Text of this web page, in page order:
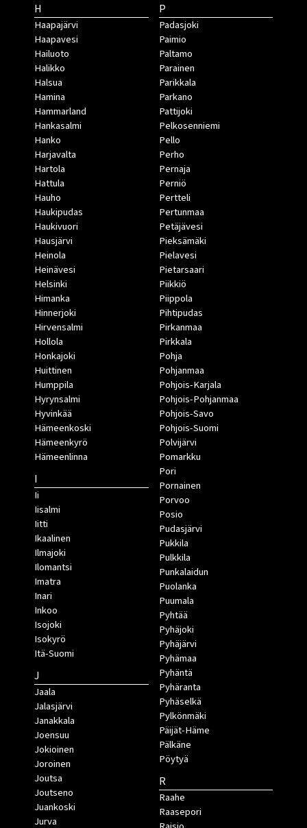
H
Haapajärvi
Haapavesi
Hailuoto
Halikko
Halsua
Hamina
Hammarland
Hankasalmi
Hanko
Harjavalta
Hartola
Hattula
Hauho
Haukipudas
Haukivuori
Hausjärvi
Heinola
Heinävesi
Helsinki
Himanka
Hinnerjoki
Hirvensalmi
Hollola
Honkajoki
Huittinen
Humppila
Hyrynsalmi
Hyvinkää
Hämeenkoski
Hämeenkyrö
Hämeenlinna
I
Ii
Iisalmi
Iitti
Ikaalinen
Ilmajoki
Ilomantsi
Imatra
Inari
Inkoo
Isojoki
Isokyrö
Itä-Suomi
J
Jaala
Jalasjärvi
Janakkala
Joensuu
Jokioinen
Joroinen
Joutsa
Joutseno
Juankoski
Jurva
P
Padasjoki
Paimio
Paltamo
Parainen
Parikkala
Parkano
Pattijoki
Pelkosenniemi
Pello
Perho
Pernaja
Perniö
Pertteli
Pertunmaa
Petäjävesi
Pieksämäki
Pielavesi
Pietarsaari
Piikkiö
Piippola
Pihtipudas
Pirkanmaa
Pirkkala
Pohja
Pohjanmaa
Pohjois-Karjala
Pohjois-Pohjanmaa
Pohjois-Savo
Pohjois-Suomi
Polvijärvi
Pomarkku
Pori
Pornainen
Porvoo
Posio
Pudasjärvi
Pukkila
Pulkkila
Punkalaidun
Puolanka
Puumala
Pyhtää
Pyhäjoki
Pyhäjärvi
Pyhämaa
Pyhäntä
Pyhäranta
Pyhäselkä
Pylkönmäki
Päijät-Häme
Pälkäne
Pöytyä
R
Raahe
Raasepori